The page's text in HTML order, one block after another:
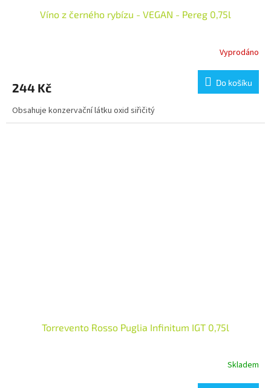
Víno z černého rybízu - VEGAN - Pereg 0,75l
Vyprodáno
244 Kč Do košíku
Obsahuje konzervační látku oxid siřičitý
Torrevento Rosso Puglia Infinitum IGT 0,75l
Skladem